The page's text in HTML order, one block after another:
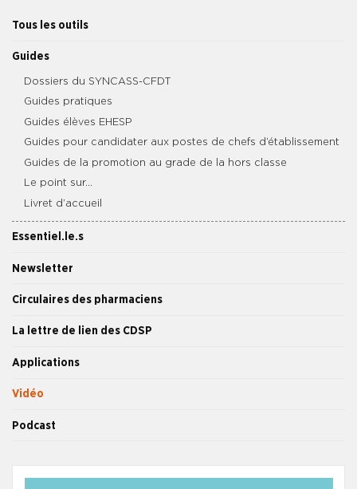
Tous les outils
Guides
Dossiers du SYNCASS-CFDT
Guides pratiques
Guides élèves EHESP
Guides pour candidater aux postes de chefs d’établissement
Guides de la promotion au grade de la hors classe
Le point sur…
Livret d’accueil
Essentiel.le.s
Newsletter
Circulaires des pharmaciens
La lettre de lien des CDSP
Applications
Vidéo
Podcast